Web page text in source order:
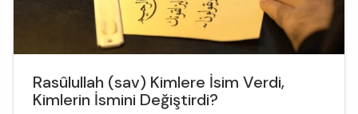
Rasûlullah (sav) Kimlere İsim Verdi,
Kimlerin İsmini Değiştirdi?